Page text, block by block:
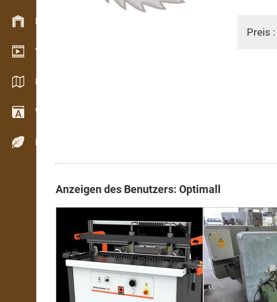
Bestandsmanagement
Video Showroom
Kataloge / Broschüren
Wörterbuch
Holzarten
Preis :
Anzeigen des Benutzers: Optimall